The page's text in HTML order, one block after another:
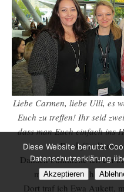
Liebe Carmen, liebe Ulli, es
Euch zu treffen! Ihr seid
dass man Euch einfach ins
Dank für dieses
Danach bummelte ich ein
mich schließlich am
Dort traf ich Ewa Aukett,
Diese Website benutzt
Datenschutzerklärung
Akzeptieren